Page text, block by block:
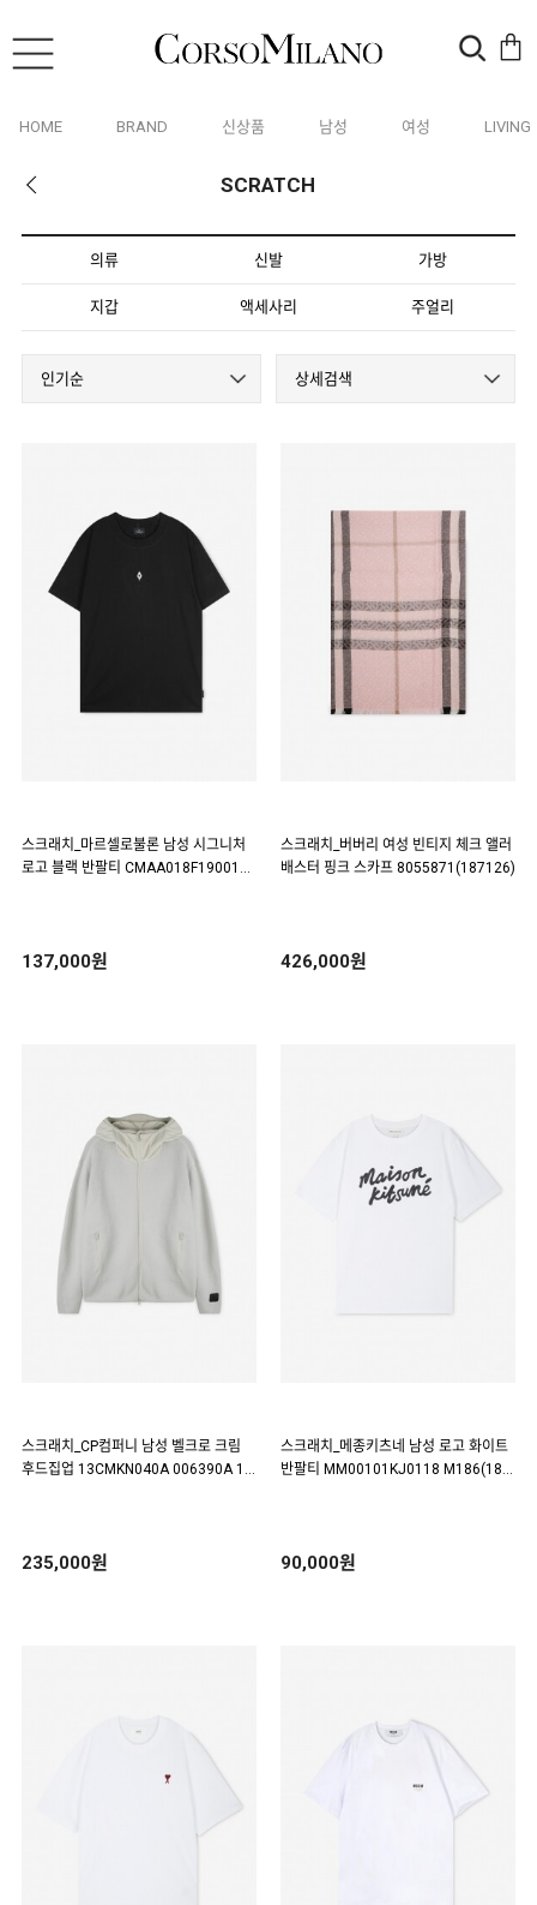
HOME BRAND 신상품 남성 여성 LIVING
SCRATCH
의류 신발 가방
지갑 액세사리 주얼리
인기순 상세검색
스크래치_마르셀로불론 남성 시그니처
로고 블랙 반팔티 CMAA018F1900108
137,000원
스크래치_버버리 여성 빈티지 체크 앨러
배스터 핑크 스카프 8055871(187126)
426,000원
스크래치_CP컴퍼니 남성 벨크로 크림
후드집업 13CMKN040A 006390A 11
235,000원
스크래치_메종키츠네 남성 로고 화이트
반팔티 MM00101KJ0118 M186(187
90,000원